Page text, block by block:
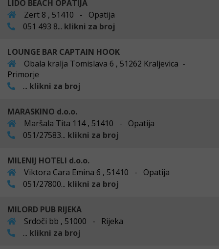
LIDO BEACH OPATIJA
Zert 8 , 51410 - Opatija
051 493 8... klikni za broj
LOUNGE BAR CAPTAIN HOOK
Obala kralja Tomislava 6 , 51262 Kraljevica -
Primorje
... klikni za broj
MARASKINO d.o.o.
Maršala Tita 114 , 51410 - Opatija
051/27583... klikni za broj
MILENIJ HOTELI d.o.o.
Viktora Cara Emina 6 , 51410 - Opatija
051/27800... klikni za broj
MILORD PUB RIJEKA
Srdoči bb , 51000 - Rijeka
... klikni za broj